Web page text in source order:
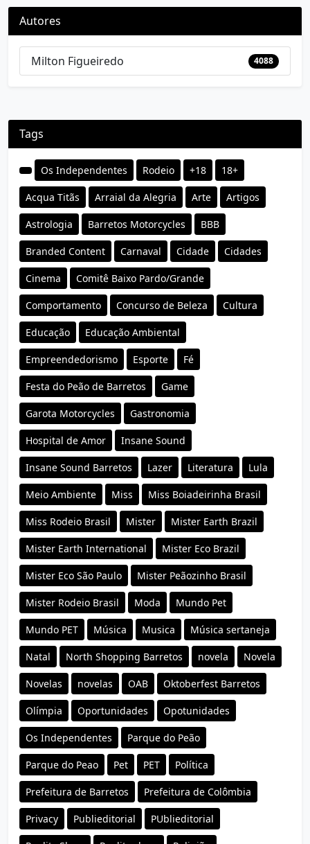
Autores
Milton Figueiredo 4088
Tags
Os Independentes Rodeio +18 18+
Acqua Titãs Arraial da Alegria Arte Artigos
Astrologia Barretos Motorcycles BBB
Branded Content Carnaval Cidade Cidades
Cinema Comitê Baixo Pardo/Grande
Comportamento Concurso de Beleza Cultura
Educação Educação Ambiental
Empreendedorismo Esporte Fé
Festa do Peão de Barretos Game
Garota Motorcycles Gastronomia
Hospital de Amor Insane Sound
Insane Sound Barretos Lazer Literatura Lula
Meio Ambiente Miss Miss Boiadeirinha Brasil
Miss Rodeio Brasil Mister Mister Earth Brazil
Mister Earth International Mister Eco Brazil
Mister Eco São Paulo Mister Peãozinho Brasil
Mister Rodeio Brasil Moda Mundo Pet
Mundo PET Música Musica Música sertaneja
Natal North Shopping Barretos novela Novela
Novelas novelas OAB Oktoberfest Barretos
Olímpia Oportunidades Opotunidades
Os Independentes Parque do Peão
Parque do Peao Pet PET Política
Prefeitura de Barretos Prefeitura de Colômbia
Privacy Publieditorial PUblieditorial